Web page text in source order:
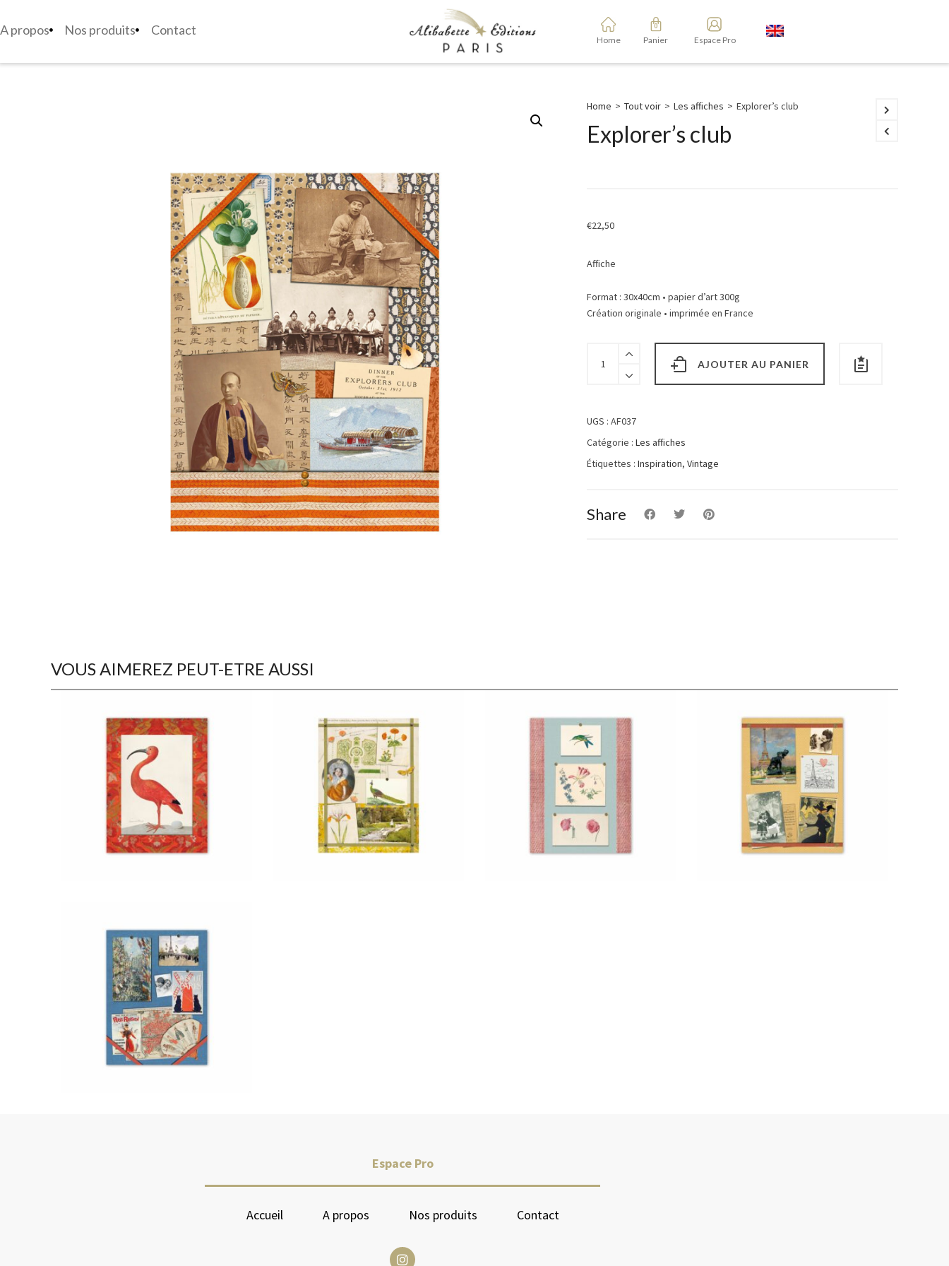
A propos Nos produits Contact
Home Panier Espace Pro
Home > Tout voir > Les affiches > Explorer’s club
Explorer’s club
€22,50
Affiche
Format : 30x40cm • papier d’art 300g
Création originale • imprimée en France
AJOUTER AU PANIER
UGS : AF037
Catégorie : Les affiches
Étiquettes : Inspiration, Vintage
Share
VOUS AIMEREZ PEUT-ETRE AUSSI
Espace Pro
Accueil A propos Nos produits Contact